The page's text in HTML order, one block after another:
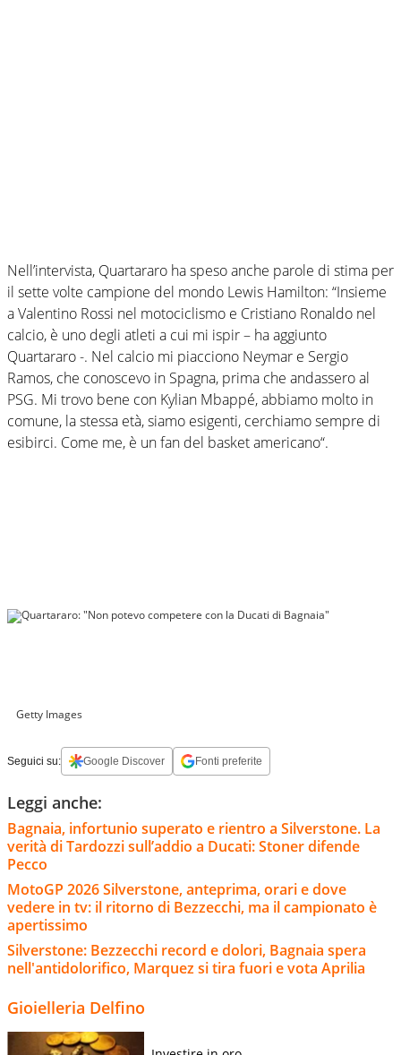
Nell’intervista, Quartararo ha speso anche parole di stima per
il sette volte campione del mondo Lewis Hamilton: “Insieme
a Valentino Rossi nel motociclismo e Cristiano Ronaldo nel
calcio, è uno degli atleti a cui mi ispir – ha aggiunto
Quartararo -. Nel calcio mi piacciono Neymar e Sergio
Ramos, che conoscevo in Spagna, prima che andassero al
PSG. Mi trovo bene con Kylian Mbappé, abbiamo molto in
comune, la stessa età, siamo esigenti, cerchiamo sempre di
esibirci. Come me, è un fan del basket americano“.
Getty Images
Seguici su: Google Discover Fonti preferite
Leggi anche:
Bagnaia, infortunio superato e rientro a Silverstone. La
verità di Tardozzi sull’addio a Ducati: Stoner difende
Pecco
MotoGP 2026 Silverstone, anteprima, orari e dove
vedere in tv: il ritorno di Bezzecchi, ma il campionato è
apertissimo
Silverstone: Bezzecchi record e dolori, Bagnaia spera
nell'antidolorifico, Marquez si tira fuori e vota Aprilia
Gioielleria Delfino